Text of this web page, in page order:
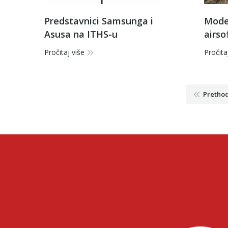
Predstavnici Samsunga i
Asusa na ITHS-u
Pročitaj više
i